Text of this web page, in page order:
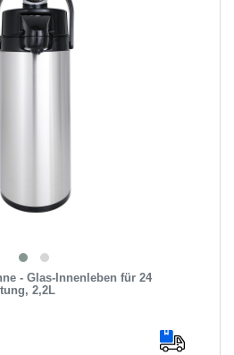
- Glas-Innenleben für 24
2,2L